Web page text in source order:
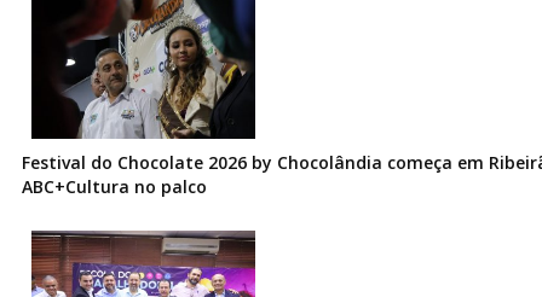
Festival do Chocolate 2026 by Chocolândia começa em
ABC+Cultura no palco